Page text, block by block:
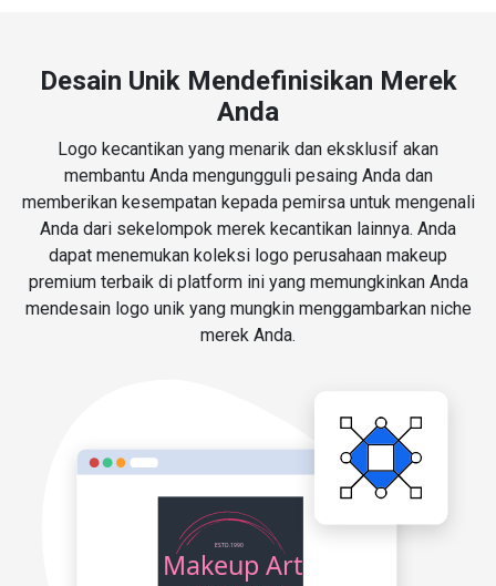
Desain Unik Mendefinisikan Merek
Anda
Logo kecantikan yang menarik dan eksklusif akan
membantu Anda mengungguli pesaing Anda dan
memberikan kesempatan kepada pemirsa untuk mengenali
Anda dari sekelompok merek kecantikan lainnya. Anda
dapat menemukan koleksi logo perusahaan makeup
premium terbaik di platform ini yang memungkinkan Anda
mendesain logo unik yang mungkin menggambarkan niche
merek Anda.